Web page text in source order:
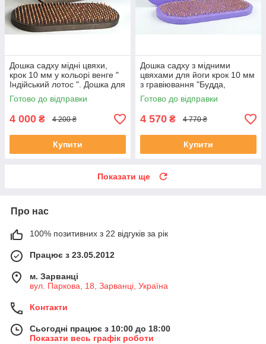
Дошка садху мідні цвяхи,
крок 10 мм у кольорі венге "
Індійський лотос ". Дошка для
йоги від виробника.
Готово до відправки
4 000 ₴ 4 200 ₴
Купити
Дошка садху з мідними
цвяхами для йоги крок 10 мм
з гравіювання "Будда,
фіолетова одна в одну
овальна
Готово до відправки
4 570 ₴ 4 770 ₴
Купити
Показати ще
Про нас
100% позитивних з 22 відгуків за рік
Працює з 23.05.2012
м. Зарванці
вул. Паркова, 18, Зарванці, Україна
Контакти
Сьогодні працює з 10:00 до 18:00
Показати весь графік роботи